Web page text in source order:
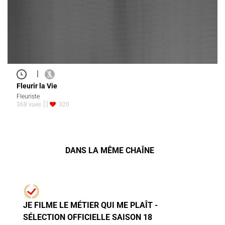
|
Fleurir la Vie
Fleuriste
368 vues
320
DANS LA MÊME CHAÎNE
JE FILME LE MÉTIER QUI ME PLAÎT -
SÉLECTION OFFICIELLE SAISON 18